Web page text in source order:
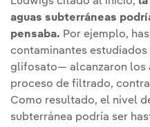
aguas subterráneas
pensaba. Por ejemplo,
contaminantes
glifosato— alcanzaron los
proceso de filtrado,
Como resultado, el nivel
subterránea podría ser